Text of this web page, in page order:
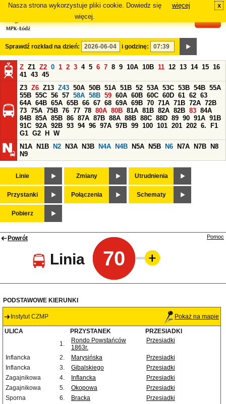
Nasza strona wykorzystuje pliki cookie. Dowiedz się
więcej.
więcej x
Sprawdź rozkład na dzień: i godzinę:
Z Z1 Z2 0 1 2 3 4 5 6 7 8 9 10A 10B 11 12 13 14 15 16
41 43 45
Z3 Z6 Z13 Z43 50A 50B 51A 51B 52 53A 53C 53B 54B 55A
55B 55C 56 57 58A 58B 59 60A 60B 60C 60D 61 62 63
64A 64B 65A 65B 66 67 68 69A 69B 70 71A 71B 72A 72B
73 75A 75B 76 77 78 80A 80B 81A 81B 82A 82B 83 84A
84B 85A 85B 86 87A 87B 88A 88B 88C 88D 89 90 91A 91B
91C 92A 92B 93 94 96 97A 97B 99 100 101 201 202 6.
F1
G1 G2 H
W
N1A
N1B N2 N3A N3B N4A N4B N5A N5B N6 N7A N7B
N8
N9
Linie Zmiany Utrudnienia
Przystanki Połączenia Schematy
Pobierz
Powrót
Linia 70
Pomoc
PODSTAWOWE KIERUNKI
Instytut CZMP Pokaż na mapie
ULICA PRZYSTANEK
PRZESIADKI
1.
Rondo Powstańców
1863r.
Przesiadki
Inflancka 2. Marysińska
Przesiadki
Inflancka
3. Gibalskiego
Przesiadki
Zagajnikowa
4. Inflancka
Przesiadki
Zagajnikowa
5. Okopowa
Przesiadki
Sporna
6. Bracka
Przesiadki